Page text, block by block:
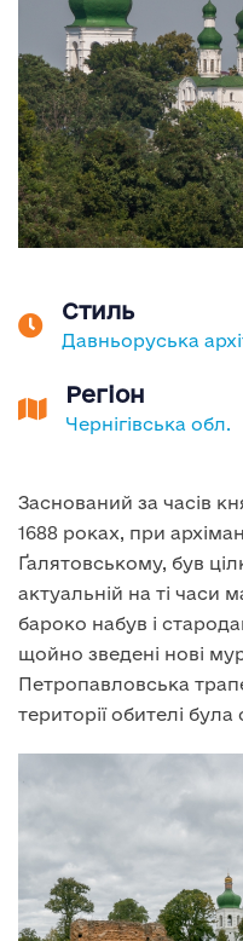
Стиль
Давньоруська
Регіон
Чернігівська обл.
Заснований за часів
1688 роках, при
Ґалятовському, був
актуальній на ті часи
бароко набув і
щойно зведені нові
Петропавловська
території обителі була